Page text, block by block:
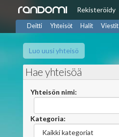
Rekisteröidy
Deitti Yhteisöt Halit Viestit
Luo uusi yhteisö
Hae yhteisöä
Yhteisön nimi:
Kategoria: